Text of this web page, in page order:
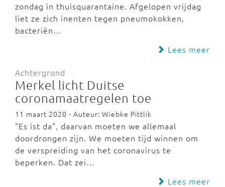
zondag in thuisquarantaine. Afgelopen vrijdag
liet ze zich inenten tegen pneumokokken,
bacteriën…
Lees meer
Achtergrond
Merkel licht Duitse
coronamaatregelen toe
11 maart 2020 - Auteur: Wiebke Pittlik
"Es ist da", daarvan moeten we allemaal
doordrongen zijn. We moeten tijd winnen om
de verspreiding van het coronavirus te
beperken. Dat zei…
Lees meer